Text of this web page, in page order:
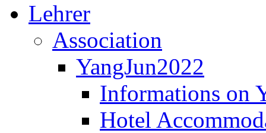
Lehrer
Association
YangJun2022
Informations on
Hotel